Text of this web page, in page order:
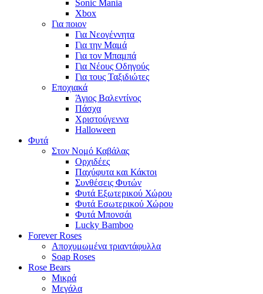
Sonic Mania
Xbox
Για ποιον
Για Νεογέννητα
Για την Μαμά
Για τον Μπαμπά
Για Νέους Οδηγούς
Για τους Ταξιδιώτες
Εποχιακά
Άγιος Βαλεντίνος
Πάσχα
Χριστούγεννα
Halloween
Φυτά
Στον Νομό Καβάλας
Ορχιδέες
Παχύφυτα και Κάκτοι
Συνθέσεις Φυτών
Φυτά Εξωτερικού Χώρου
Φυτά Εσωτερικού Χώρου
Φυτά Μπονσάι
Lucky Bamboo
Forever Roses
Αποχυμωμένα τριαντάφυλλα
Soap Roses
Rose Βears
Μικρά
Μεγάλα